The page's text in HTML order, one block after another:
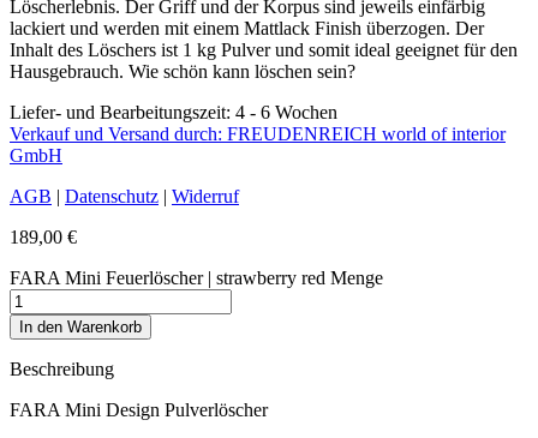
Löscherlebnis. Der Griff und der Korpus sind jeweils einfärbig
lackiert und werden mit einem Mattlack Finish überzogen. Der
Inhalt des Löschers ist 1 kg Pulver und somit ideal geeignet für den
Hausgebrauch. Wie schön kann löschen sein?
Liefer- und Bearbeitungszeit: 4 - 6 Wochen
Verkauf und Versand durch: FREUDENREICH world of interior
GmbH
AGB | Datenschutz | Widerruf
189,00 €
FARA Mini Feuerlöscher | strawberry red Menge
In den Warenkorb
Beschreibung
FARA Mini Design Pulverlöscher